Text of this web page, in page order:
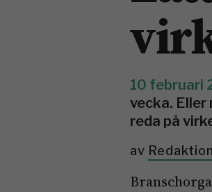
10 februari
vecka.
reda på
av